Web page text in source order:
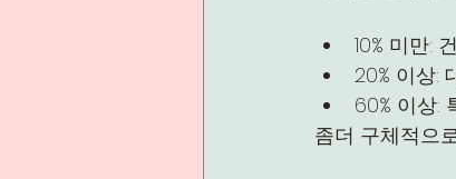
10% 미만:
20% 이상:
60% 이상:
좀더 구체적으